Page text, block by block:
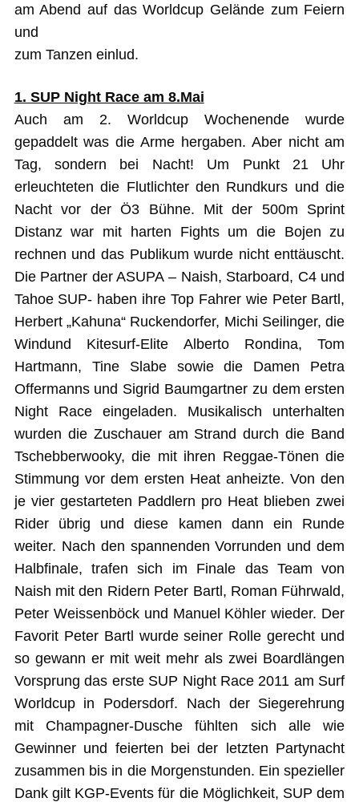
am Abend auf das Worldcup Gelände zum Feiern
und
zum Tanzen einlud.
1. SUP Night Race am 8.Mai
Auch am 2. Worldcup Wochenende wurde
gepaddelt was die Arme hergaben. Aber nicht am
Tag, sondern bei Nacht! Um Punkt 21 Uhr
erleuchteten die Flutlichter den Rundkurs und die
Nacht vor der Ö3 Bühne. Mit der 500m Sprint
Distanz war mit harten Fights um die Bojen zu
rechnen und das Publikum wurde nicht enttäuscht.
Die Partner der ASUPA – Naish, Starboard, C4 und
Tahoe SUP- haben ihre Top Fahrer wie Peter Bartl,
Herbert „Kahuna“ Ruckendorfer, Michi Seilinger, die
Windund Kitesurf-Elite Alberto Rondina, Tom
Hartmann, Tine Slabe sowie die Damen Petra
Offermanns und Sigrid Baumgartner zu dem ersten
Night Race eingeladen. Musikalisch unterhalten
wurden die Zuschauer am Strand durch die Band
Tschebberwooky, die mit ihren Reggae-Tönen die
Stimmung vor dem ersten Heat anheizte. Von den
je vier gestarteten Paddlern pro Heat blieben zwei
Rider übrig und diese kamen dann ein Runde
weiter. Nach den spannenden Vorrunden und dem
Halbfinale, trafen sich im Finale das Team von
Naish mit den Ridern Peter Bartl, Roman Führwald,
Peter Weissenböck und Manuel Köhler wieder. Der
Favorit Peter Bartl wurde seiner Rolle gerecht und
so gewann er mit weit mehr als zwei Boardlängen
Vorsprung das erste SUP Night Race 2011 am Surf
Worldcup in Podersdorf. Nach der Siegerehrung
mit Champagner-Dusche fühlten sich alle wie
Gewinner und feierten bei der letzten Partynacht
zusammen bis in die Morgenstunden. Ein spezieller
Dank gilt KGP-Events für die Möglichkeit, SUP dem